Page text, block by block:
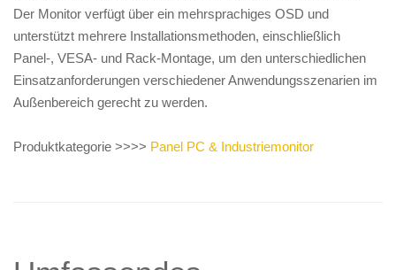
Der Monitor verfügt über ein mehrsprachiges OSD und
unterstützt mehrere Installationsmethoden, einschließlich
Panel-, VESA- und Rack-Montage, um den unterschiedlichen
Einsatzanforderungen verschiedener Anwendungsszenarien im
Außenbereich gerecht zu werden.
Produktkategorie >>>> Panel PC & Industriemonitor